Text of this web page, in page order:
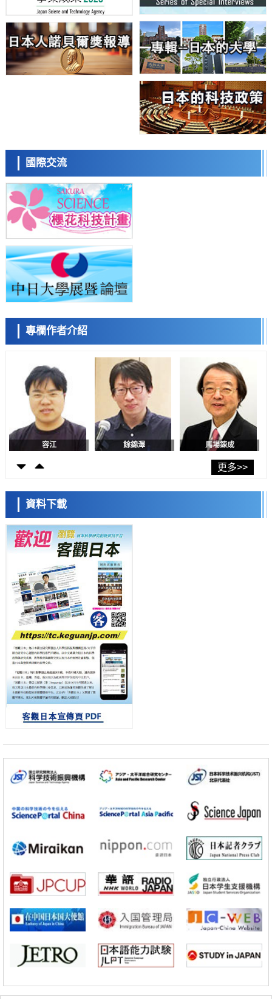
日本學術會議：為保持土壤健康應採取哪些措施？探討土壤保護與強化
的具體對策
科學研究
大阪大學開發基於水氫鍵網路的溫度預測新方法，AI從分子排列資訊中
高精度解讀
經濟・社會
【AI法上篇】如何對「將人生交給AI」保持危機感——中央大學平野晉
慶應義塾大學闡明腦內「游擊手」小膠質細胞包裹保護受損神經細胞的
機制，有望用於開發阿茲海默症等疾病療法
劣化抑制機制，為提升輪胎安全性與耐久性的材料設計開闢道路
科學研究
近畿大學等發現植物染料「日本茜」的紅色成分可抑制老化與炎症，有
科學研究
群馬大學開發針對難治性癲癇的新型基因療法，利用超小型GAD67啟動
子抑制發作
科學研究
九州大學揭示夜間眼壓升高機制：兩種激素波動疊加所致
科學研究
東京都產技研採用新手法開發出可穩定工作至300℃的介電材料，已驗
證電容器可在汽車發動機等高溫環境下工作
經濟・社會
日本生成式AI使用者佔比一年內翻倍，但與中美德仍有較大差距
政策
日本修訂首都直下型地震緊急對策：目標為死亡人數至少減半，重點強
化火災防控
福井大學發現細胞記憶過往並抑制反應的機制，闡明即便DNA相同反應
迥異之謎
科學研究
神戶大學確認口服癌症疫苗B440單藥給藥的安全性，在轉移性尿路上皮
癌患者中開展臨床試驗
日本發布《令和8年版科學技術與創新白皮書》，解讀第七期基本計畫
首年度政策方向
科學研究
東京大學發現可誘導細胞死亡的新型信使物質
東京都健康長壽醫療中心跨器官揭示衰老過程中的糖鏈變化
科學研究
產總研無需石油利用松脂製備石墨前驅體，可作為電池電極材料
科學研究
東京大學和海上保安廳等發現南海海槽沿線板塊邊界鎖定狀態存在區域
差異
政策
日本第2次醫療研究開發調整費，根據一線實際情況和需求分配99.3億
日圓
科學研究
千葉大學鑑定出導致難治性疾病「肺高血壓症」惡化的蛋白質
「MYL9/12」，會引發血管結構惡化
科學研究
京都大學高效生成光的構成單元「光子」，可應用於量子電腦
科學研究
開發出300億年僅誤差1秒的光晶格鐘，構建網路將其打造為次世代社會
經濟・社會
科學研究
帶大量基因的人工細胞
政策
科學研究
京都大學高效生成光的構成單元「光子」，可應用於量子電腦
科學研究
開發出300億年僅誤差1秒的光晶格鐘，構建網路將其打造為次世代社會
經濟・社會
日本成立「以人為本AI聯盟」——力爭藉助AI拓展社會公眾創造力，依
科學研究
大阪大學開發出膜脂質視覺化工具，使脂質探針的高效開發成為可能
國際交流
專欄作者介紹
流員
小岩井忠道
陳小牧 李鷗 安寧
容江 餘錦澤 馬場錬成
日本科學未來館 科學交
瀧川 進
更多>>
資料下載